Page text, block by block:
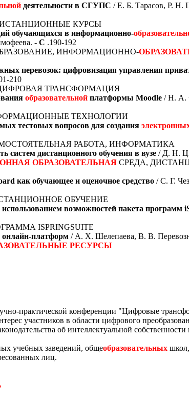
деятельности в СГУПС / Е. Б. Тарасов, Р. Н.
КУРСЫ
обучающихся в информационно-
- С .190-192
ИНФОРМАЦИОННО-
перевозок: цифровизация управления
210
ЦИФРОВАЯ ТРАНСФОРМАЦИЯ
образовательной платформы Moodle / Н. А.
ТЕХНОЛОГИИ
тестовых вопросов для создания
РАБОТА, ИНФОРМАТИКА
дистанционного обучения в вузе / Д. Н.
ОБРАЗОВАТЕЛЬНАЯ СРЕДА,
как обучающее и оценочное средство / С. Г.
ОБУЧЕНИЕ
возможностей пакета программ
ISPRINGSUITE
платформ / А. Х. Шелепаева, В. В.
РЕСУРСЫ
практической конференции "Цифровые
участников в области цифрового
об интеллектуальной собственности
учебных заведений, общеобразовательных
лиц.